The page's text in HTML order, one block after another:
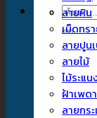
ค้นหา:
ลายหิน
เม็ดทร
ลายปูน
ลายไม้
ไม้ระแน
ฝ้าเพด
ลายกร